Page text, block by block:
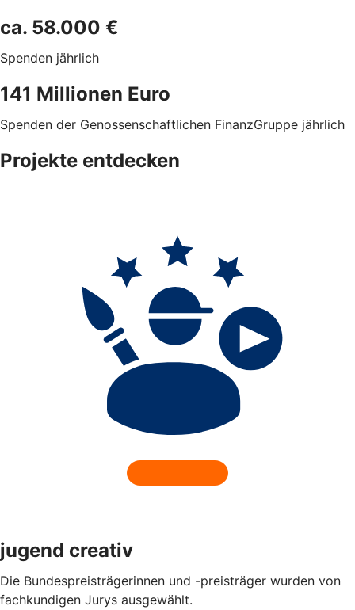
ca. 58.000 €
Spenden jährlich
141 Millionen Euro
Spenden der Genossenschaftlichen FinanzGruppe jährlich
Projekte entdecken
jugend creativ
Die Bundespreisträgerinnen und -preisträger wurden von
fachkundigen Jurys ausgewählt.